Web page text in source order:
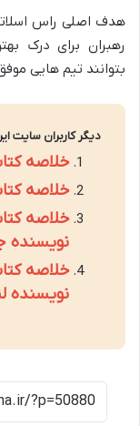
هدف اصلی راس
رهبران برای درک
بتوانند تیم هایی
دیگر کاربران سایت
خلاصه
خلاصه
خلاصه
نویسنده
خلاصه
نویسنده